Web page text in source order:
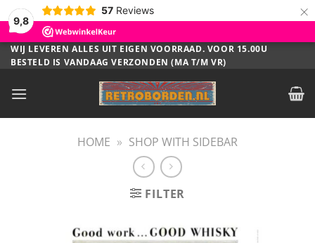
9,8
57 Reviews ×
Ga
naar
WIJ LEVEREN ALLES UIT EIGEN VOORRAAD. VOOR 15.00U
BESTELD IS VANDAAG VERZONDEN (MA T/M VR)
HOME » SHOP WITH SIDEBAR
FILTER